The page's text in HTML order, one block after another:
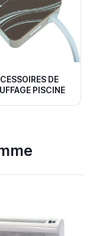
DE
PISCINE